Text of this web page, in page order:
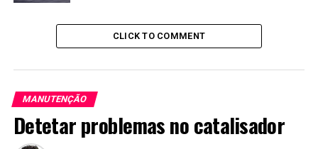
CLICK TO COMMENT
MANUTENÇÃO
Detetar problemas no catalisador